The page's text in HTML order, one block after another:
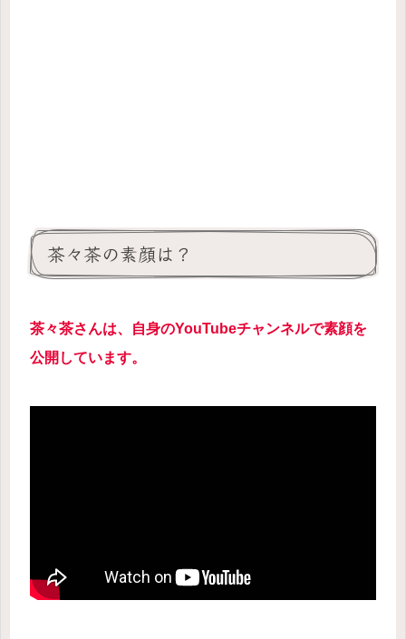
茶々茶の素顔は？
茶々茶さんは、自身のYouTubeチャンネルで素顔を
公開しています。